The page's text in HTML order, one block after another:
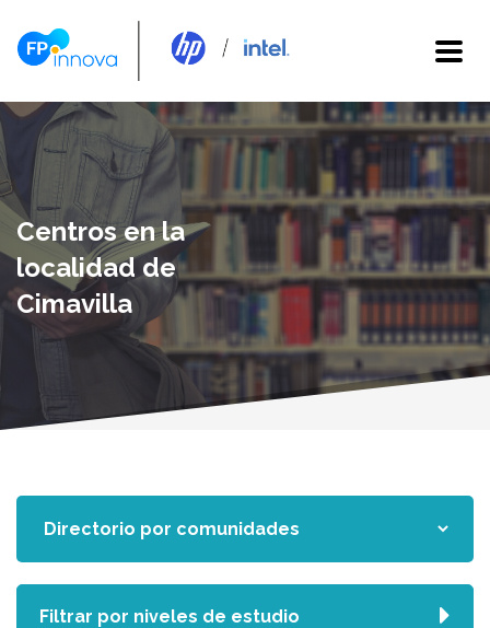
Centros en la
localidad de
Cimavilla
Filtrar por niveles de estudio